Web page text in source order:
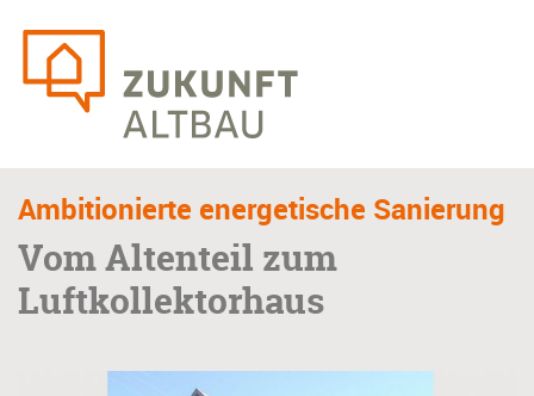
Skip
main
Ambitionierte energetische Sanierung
Vom Altenteil zum
Luftkollektorhaus